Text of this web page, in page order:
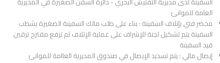
العامة للموانئ
محضر فني بإتلاف السفينة : بناء على طلب مالك السفينة الصغيرة بشطب
السفينة يتم تشكيل لجنة للإشراف على عملية الإتلاف ثم ترفع مقترح ترقين
قيد السفينة
إيصال مالي : يتم تسديد الإيصال في صندوق المديرية العاامة للموانئ